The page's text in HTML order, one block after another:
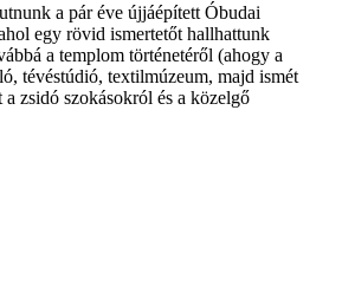
a pár éve újjáépített Óbudai
egy rövid ismertetőt hallhattunk
a templom történetéről (ahogy a
tévéstúdió, textilmúzeum, majd ismét
zsidó szokásokról és a közelgő